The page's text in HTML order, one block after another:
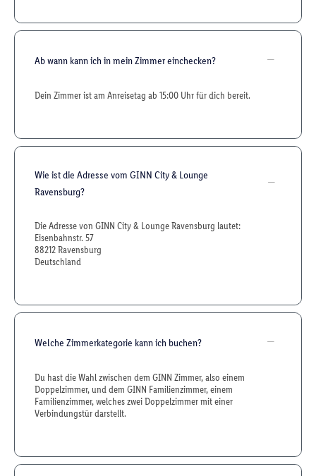
Ab wann kann ich in mein Zimmer einchecken?
Dein Zimmer ist am Anreisetag ab 15:00 Uhr für dich bereit.
Wie ist die Adresse vom GINN City & Lounge
Ravensburg?
Die Adresse von GINN City & Lounge Ravensburg lautet:
Eisenbahnstr. 57
88212 Ravensburg
Deutschland
Welche Zimmerkategorie kann ich buchen?
Du hast die Wahl zwischen dem GINN Zimmer, also einem
Doppelzimmer, und dem GINN Familienzimmer, einem
Familienzimmer, welches zwei Doppelzimmer mit einer
Verbindungstür darstellt.